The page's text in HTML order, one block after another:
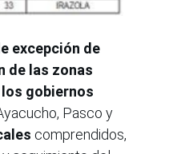
excepción de
de las zonas
gobiernos
Pasco y
comprendidos,